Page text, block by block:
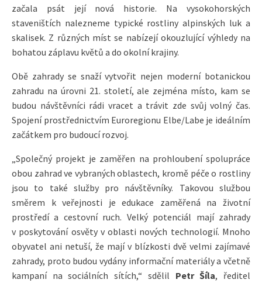
začala psát její nová historie. Na vysokohorských
staveništích nalezneme typické rostliny alpinských luk a
skalisek. Z různých míst se nabízejí okouzlující výhledy na
bohatou záplavu květů a do okolní krajiny.
Obě zahrady se snaží vytvořit nejen moderní botanickou
zahradu na úrovni 21. století, ale zejména místo, kam se
budou návštěvníci rádi vracet a trávit zde svůj volný čas.
Spojení prostřednictvím Euroregionu Elbe/Labe je ideálním
začátkem pro budoucí rozvoj.
„Společný projekt je zaměřen na prohloubení spolupráce
obou zahrad ve vybraných oblastech, kromě péče o rostliny
jsou to také služby pro návštěvníky. Takovou službou
směrem k veřejnosti je edukace zaměřená na životní
prostředí a cestovní ruch. Velký potenciál mají zahrady
v poskytování osvěty v oblasti nových technologií. Mnoho
obyvatel ani netuší, že mají v blízkosti dvě velmi zajímavé
zahrady, proto budou vydány informační materiály a včetně
kampaní na sociálních sítích,“ sdělil Petr Šíla, ředitel